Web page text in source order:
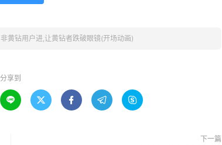
非黄钻用户进,让黄钻者跌破眼镜(开场动画)
分享到
    
下一篇